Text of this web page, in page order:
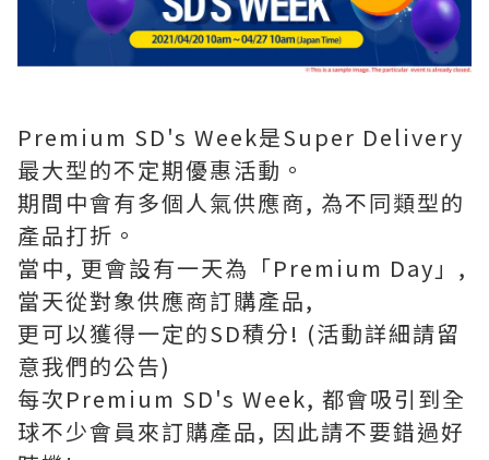
Premium SD's Week是Super Delivery
最大型的不定期優惠活動。
期間中會有多個人氣供應商, 為不同類型的
產品打折。
當中, 更會設有一天為「Premium Day」,
當天從對象供應商訂購產品,
更可以獲得一定的SD積分! (活動詳細請留
意我們的公告)
每次Premium SD's Week, 都會吸引到全
球不少會員來訂購產品, 因此請不要錯過好